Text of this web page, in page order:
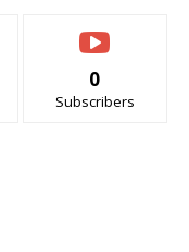
0
Subscribers